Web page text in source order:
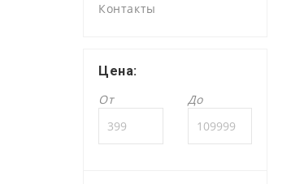
Контакты
Цена:
От
До